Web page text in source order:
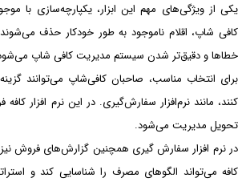
یکی از ویژگی‌های مهم این ابزار، یکپارچه‌سازی با
کافی شاپ، اقلام ناموجود به طور خودکار حذف
خطاها و دقیق‌تر شدن سیستم مدیریت کافی شاپ
برای انتخاب مناسب، صاحبان کافی‌شاپ می‌توانند
کنند، مانند نرم‌افزار سفارش‌گیری. در این نرم افزار
تحویل مدیریت می‌شود.
در نرم افزار سفارش گیری همچنین گزارش‌های فروش
کافه می‌تواند الگوهای مصرف را شناسایی کند و